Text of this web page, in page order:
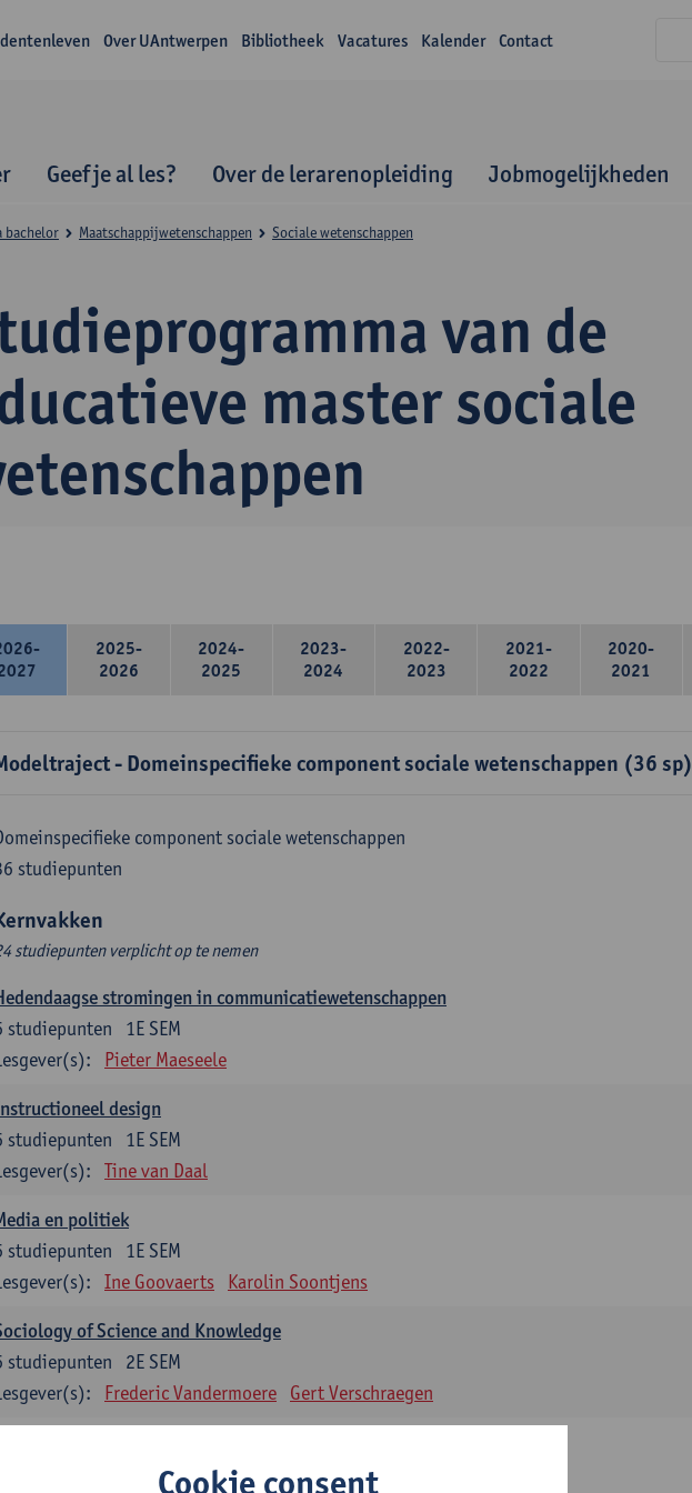
Over UAntwerpen Bibliotheek Vacatures Kalender Contact
Geef je al les? Over de lerarenopleiding Jobmogelijkheden
van de
master sociale
bachelor Maatschappijwetenschappen Sociale wetenschappen
2025-
2026
2024-
2025
2023-
2024
2022-
2023
2021-
2022
2020-
2021
- Domeinspecifieke component sociale wetenschappen (36 sp)
component sociale wetenschappen
studiepunten
studiepunten verplicht op te nemen
stromingen in communicatiewetenschappen
1E SEM
studiepunten
Pieter Maeseele
design
1E SEM
studiepunten
Tine van Daal
en politiek
1E SEM
studiepunten
Ine Goovaerts Karolin Soontjens
of Science and Knowledge
2E SEM
studiepunten
Frederic Vandermoere Gert Verschraegen
Keuzevakken cluster communicatiewetenschappen
Cookie consent